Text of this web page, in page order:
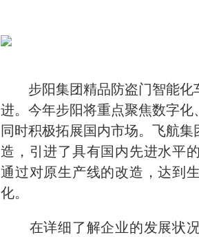
步阳集团精品防盗门智能化
进。今年步阳将重点聚焦数字
同时积极拓展国内市场。飞航
造，引进了具有国内先进水平
通过对原生产线的改造，达到
化。
在详细了解企业的发展状况